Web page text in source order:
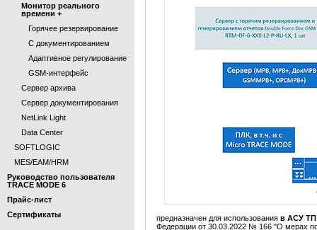
Монитор реального
времени +
Горячее резервирование
С документированием
Адаптивное регулирование
GSM-интерфейс
Сервер архива
Сервер документирования
NetLink Light
Data Center
SOFTLOGIC
MES/EAM/HRM
Руководство пользователя
TRACE MODE 6
Прайс-лист
Cертификаты
предназначен для использования в АСУ
Федерации от 30.03.2022 № 166 "О мерах по